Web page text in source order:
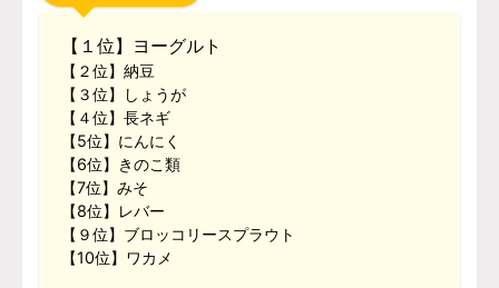
【１位】ヨーグルト
【２位】納豆
【３位】しょうが
【４位】長ネギ
【5位】にんにく
【6位】きのこ類
【7位】みそ
【8位】レバー
【９位】ブロッコリースプラウト
【10位】ワカメ